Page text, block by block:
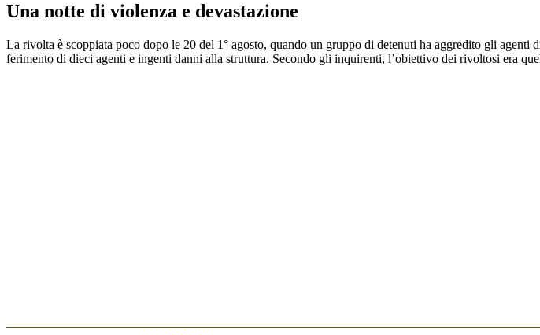
Una notte di violenza e devastazione
La rivolta è scoppiata poco dopo le 20 del 1° agosto, quando un gruppo di detenuti ha aggredito gli
ferimento di dieci agenti e ingenti danni alla struttura. Secondo gli inquirenti, l’obiettivo dei rivoltosi era